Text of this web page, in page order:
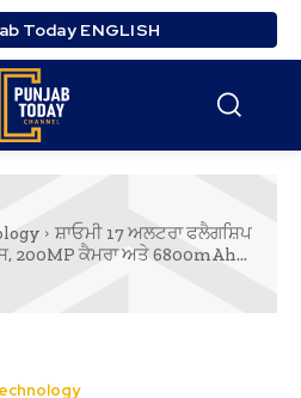
Today ENGLISH
ਸ਼ਾਓਮੀ 17 ਅਲਟਰਾ ਫਲੈਗਸ਼ਿਪ
200MP ਕੈਮਰਾ ਅਤੇ 6800mAh...